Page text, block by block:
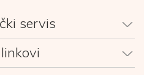
servis